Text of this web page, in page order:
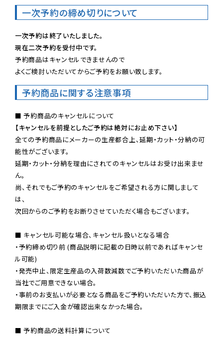
一次予約の締め切りについて
一次予約は終了いたしました。
現在二次予約を受付中です。
予約商品はキャンセルできませんので
よくご検討いただいてからご予約をお願い致します。
予約商品に関する注意事項
【キャンセルを前提としたご予約は絶対にお止め下さい】
全ての予約商品にメーカーの生産都合上、延期・カット・分納の可
能性がございます。
延期・カット・分納を理由にされてのキャンセルはお受け出来ませ
ん。
尚、それでもご予約のキャンセルをご希望される方に関しまして
は、
次回からのご予約をお断りさせていただく場合もございます。
■ キャンセル可能な場合、キャンセル扱いとなる場合
・予約締め切り前 (商品説明に記載の日時以前であればキャンセ
ル可能)
・発売中止、限定生産品の入荷数減数でご予約いただいた商品が
当社でご用意できない場合。
・事前のお支払いが必要となる商品をご予約いただいた方で、振込
期限までにご入金が確認出来なかった場合。
■ 予約商品の送料計算について